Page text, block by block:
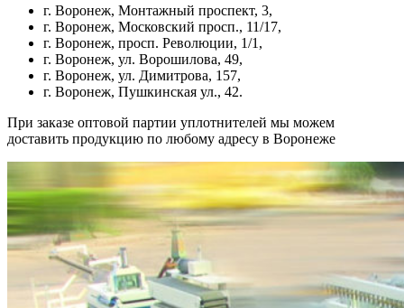
г. Воронеж, Монтажный проспект, 3,
г. Воронеж, Московский просп., 11/17,
г. Воронеж, просп. Революции, 1/1,
г. Воронеж, ул. Ворошилова, 49,
г. Воронеж, ул. Димитрова, 157,
г. Воронеж, Пушкинская ул., 42.
При заказе оптовой партии уплотнителей мы можем
доставить продукцию по любому адресу в Воронеже